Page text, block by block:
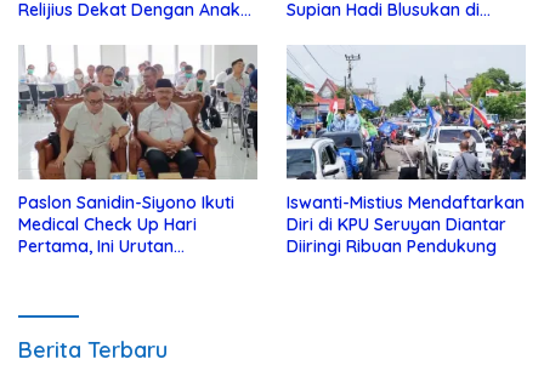
Relijius Dekat Dengan Anak
Supian Hadi Blusukan di
Paslon Sanidin-Siyono Ikuti
Medical Check Up Hari
Pertama, Ini Urutan
Iswanti-Mistius Mendaftarkan
Diri di KPU Seruyan Diantar
Diiringi Ribuan Pendukung
Berita Terbaru